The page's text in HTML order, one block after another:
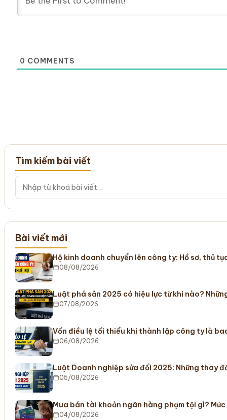
0 COMMENTS
Tìm kiếm bài viết
Bài viết mới
Hộ kinh doanh chuyển lên công ty: Hồ sơ, thủ
08/08/2026
Luật phá sản 2025 có hiệu lực từ khi nào?
07/08/2026
Vốn điều lệ tối thiểu khi thành lập công ty là
06/08/2026
Luật Doanh nghiệp sửa đổi 2025: Những thay
05/08/2026
Mua bán tài khoản ngân hàng phạm tội gì?
04/08/2026